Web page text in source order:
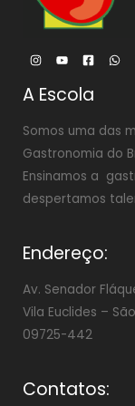
A Escola
Somos uma das
Gastronomia do
Ensinamos a
despertamos
Endereço:
Av. Senador
Vila Euclides –
09725-442
Contatos: